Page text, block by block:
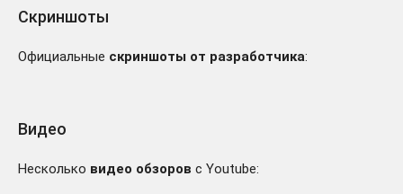
Скриншоты
Официальные скриншоты от разработчика:
Видео
Несколько видео обзоров с Youtube: